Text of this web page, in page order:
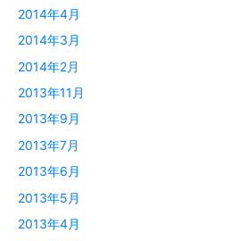
2014年4月
2014年3月
2014年2月
2013年11月
2013年9月
2013年7月
2013年6月
2013年5月
2013年4月